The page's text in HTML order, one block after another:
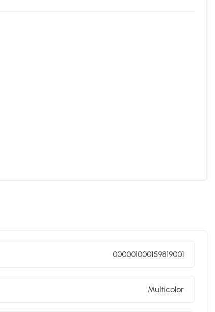
000001000159819001
Multicolor